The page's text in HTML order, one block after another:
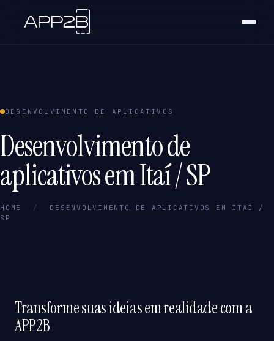
DESENVOLVIMENTO DE APLICATIVOS
Desenvolvimento de
aplicativos em Itaí / SP
HOME /
DESENVOLVIMENTO DE APLICATIVOS EM ITAÍ /
SP
Transforme suas ideias em realidade com a
APP2B